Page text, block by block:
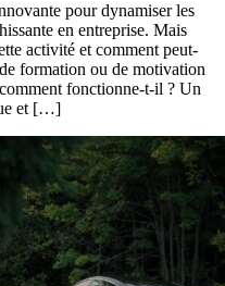
pour dynamiser les
en entreprise. Mais
activité et comment peut-
formation ou de motivation
fonctionne-t-il ? Un
et […]